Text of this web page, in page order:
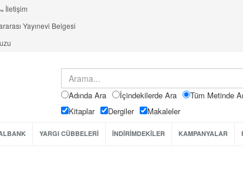
İletişim
Yayınevi Belgesi
Adında Ara İçindekilerde Ara Tüm Metinde
Kitaplar
Dergiler Makaleler
YARGI CÜBBELERİ İNDİRİMDEKİLER KAMPANYALAR